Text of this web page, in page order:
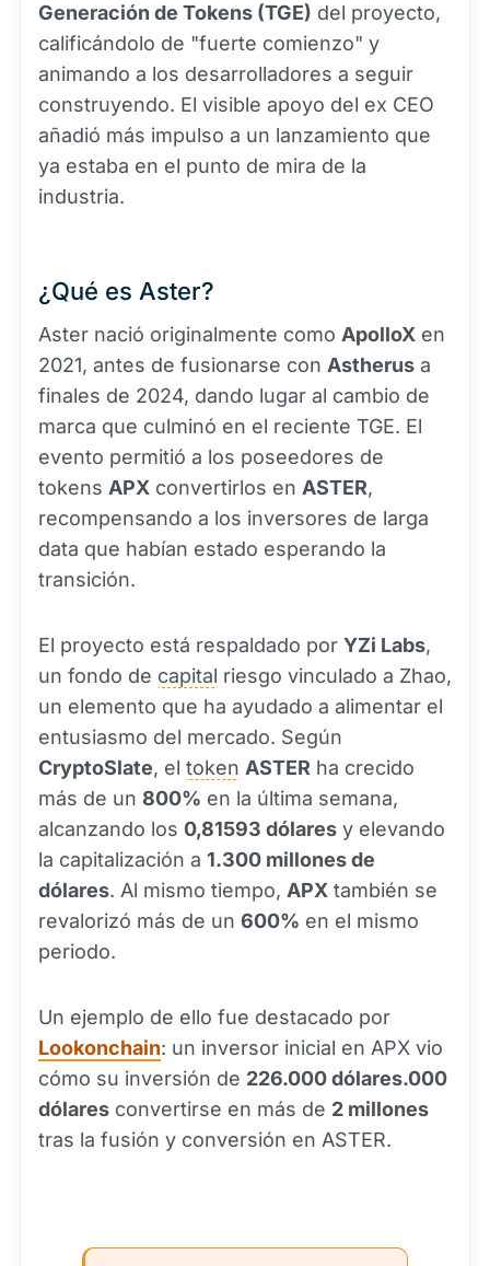
Generación de Tokens (TGE) del proyecto,
calificándolo de "fuerte comienzo" y
animando a los desarrolladores a seguir
construyendo. El visible apoyo del ex CEO
añadió más impulso a un lanzamiento que
ya estaba en el punto de mira de la
industria.
¿Qué es Aster?
Aster nació originalmente como ApolloX en
2021, antes de fusionarse con Astherus a
finales de 2024, dando lugar al cambio de
marca que culminó en el reciente TGE. El
evento permitió a los poseedores de
tokens APX convertirlos en ASTER,
recompensando a los inversores de larga
data que habían estado esperando la
transición.
El proyecto está respaldado por YZi Labs,
un fondo de capital riesgo vinculado a Zhao,
un elemento que ha ayudado a alimentar el
entusiasmo del mercado. Según
CryptoSlate, el token ASTER ha crecido
más de un 800% en la última semana,
alcanzando los 0,81593 dólares y elevando
la capitalización a 1.300 millones de
dólares. Al mismo tiempo, APX también se
revalorizó más de un 600% en el mismo
periodo.
Un ejemplo de ello fue destacado por
Lookonchain: un inversor inicial en APX vio
cómo su inversión de 226.000 dólares.000
dólares convertirse en más de 2 millones
tras la fusión y conversión en ASTER.